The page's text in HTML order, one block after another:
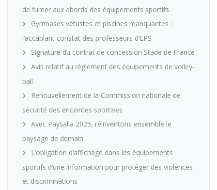
de fumer aux abords des équipements sportifs
Gymnases vétustes et piscines manquantes :
l’accablant constat des professeurs d’EPS
Signature du contrat de concession Stade de France
Avis relatif au règlement des équipements de volley-
ball
Renouvellement de la Commission nationale de
sécurité des enceintes sportives
Avec Paysalia 2025, réinventons ensemble le
paysage de demain
L’obligation d’affichage dans les équipements
sportifs d’une information pour protéger des violences
et discriminations